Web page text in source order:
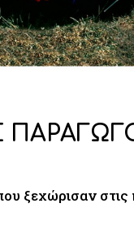
ξεχώρισαν